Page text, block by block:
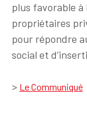
plus favorable à
propriétaires
pour répondre
social et
> Le Communiqué